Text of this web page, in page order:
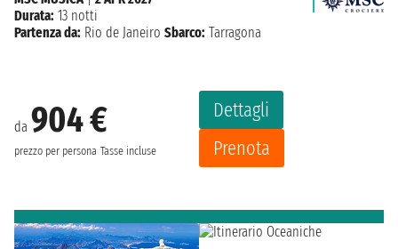
da 904 €
prezzo per persona Tasse incluse
Dettagli
Prenota
Durata: 13 notti
Partenza da: Rio de Janeiro Sbarco: Tarragona